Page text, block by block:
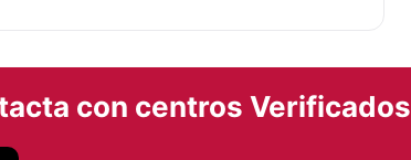
utilizando productos de reconocido
superar las expectativas del cliente.
con centros Verificados